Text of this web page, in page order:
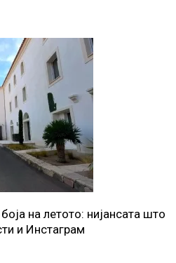
на летото: нијансата што
и Инстаграм